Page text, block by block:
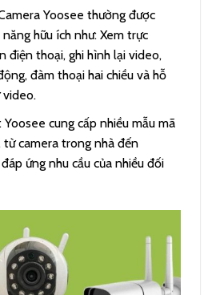
Yoosee thường được
hữu ích như: Xem trực
điện thoại, ghi hình lại video,
đàm thoại hai chiều và hỗ
Yoosee cung cấp nhiều mẫu mã
từ camera trong nhà đến
ứng nhu cầu của nhiều đối